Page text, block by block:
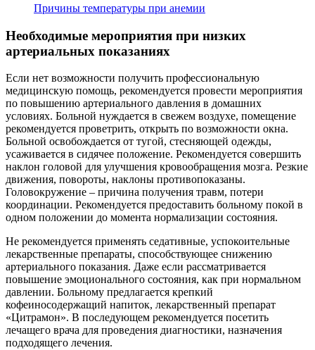
Причины температуры при анемии
Необходимые мероприятия при низких
артериальных показаниях
Если нет возможности получить профессиональную
медицинскую помощь, рекомендуется провести мероприятия
по повышению артериального давления в домашних
условиях. Больной нуждается в свежем воздухе, помещение
рекомендуется проветрить, открыть по возможности окна.
Больной освобождается от тугой, стесняющей одежды,
усаживается в сидячее положение. Рекомендуется совершить
наклон головой для улучшения кровообращения мозга. Резкие
движения, повороты, наклоны противопоказаны.
Головокружение – причина получения травм, потери
координации. Рекомендуется предоставить больному покой в
одном положении до момента нормализации состояния.
Не рекомендуется применять седативные, успокоительные
лекарственные препараты, способствующее снижению
артериального показания. Даже если рассматривается
повышение эмоционального состояния, как при нормальном
давлении. Больному предлагается крепкий
кофеиносодержащий напиток, лекарственный препарат
«Цитрамон». В последующем рекомендуется посетить
лечащего врача для проведения диагностики, назначения
подходящего лечения.